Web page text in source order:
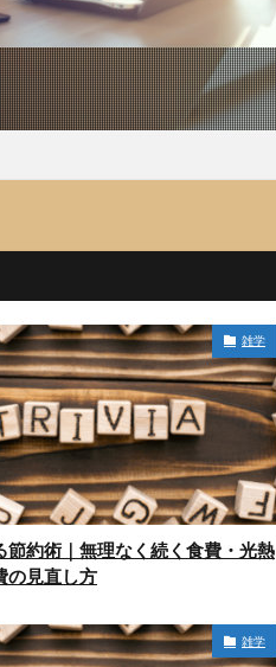
雑学
節約術｜無理なく続く食費・光熱
の見直し方
雑学